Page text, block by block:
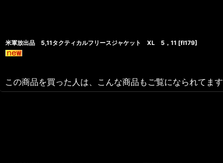
米軍放出品 5,11タクティカルフリースジャケット XL 5，11 [fl179]
この商品を買った人は、こんな商品もご覧になられてます